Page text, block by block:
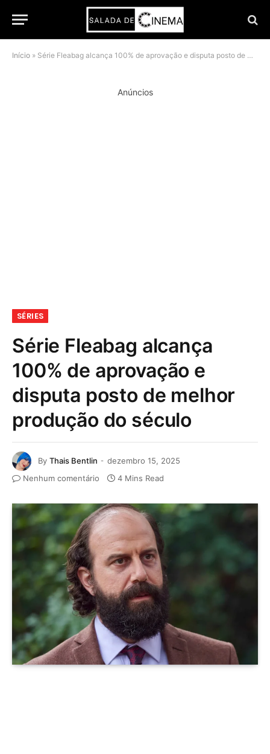
Início » Série Fleabag alcança 100% de aprovação e disputa posto de melhor produção do século
Anúncios
SÉRIES
Série Fleabag alcança
100% de aprovação e
disputa posto de melhor
produção do século
By Thais Bentlin
dezembro 15, 2025
Nenhum comentário
4 Mins Read